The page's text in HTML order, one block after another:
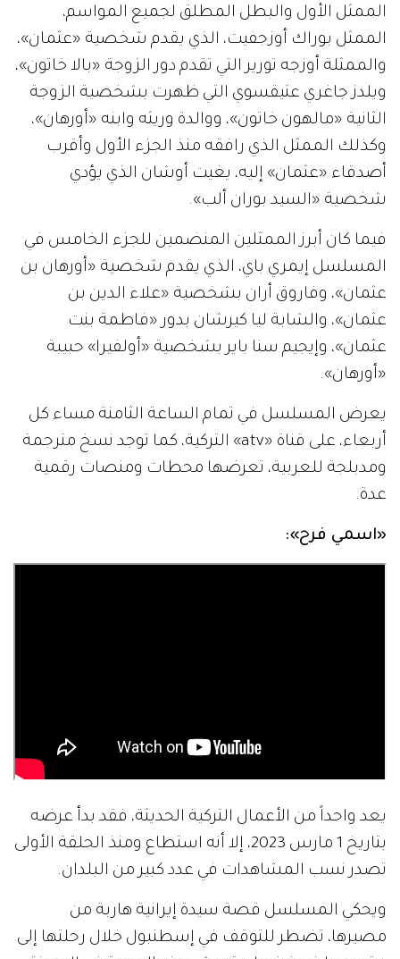
الممثل الأول والبطل المطلق لجميع المواسم،
الممثل بوراك أوزجفيت، الذي يقدم شخصية «عثمان»،
والممثلة أوزجه تورير التي تقدم دور الزوجة «بالا خاتون»،
ويلدز جاغري عتيقسوي التي ظهرت بشخصية الزوجة
الثانية «مالهون خاتون»، ووالدة وريثه وابنه «أورهان»،
وكذلك الممثل الذي رافقه منذ الجزء الأول وأقرب
أصدقاء «عثمان» إليه، يغيت أوشان الذي يؤدي
شخصية «السيد بوران ألب».
فيما كان أبرز الممثلين المنضمين للجزء الخامس في
المسلسل إيمري باي، الذي يقدم شخصية «أورهان بن
عثمان»، وفاروق أران بشخصية «علاء الدين بن
عثمان»، والشابة ليا كيرشان بدور «فاطمة بنت
عثمان»، وإيجيم سنا باير بشخصية «أولفيرا» حبيبة
«أورهان».
يعرض المسلسل في تمام الساعة الثامنة مساء كل
أربعاء، على قناة «atv» التركية، كما توجد نسخ مترجمة
ومدبلجة للعربية، تعرضها محطات ومنصات رقمية
عدة.
«اسمي فرح»
:
يعد واحداً من الأعمال التركية الحديثة، فقد بدأ عرضه
بتاريخ 1 مارس 2023، إلا أنه استطاع ومنذ الحلقة الأولى
تصدر نسب المشاهدات في عدد كبير من البلدان.
ويحكي المسلسل قصة سيدة إيرانية هاربة من
مصيرها، تضطر للتوقف في إسطنبول خلال رحلتها إلى